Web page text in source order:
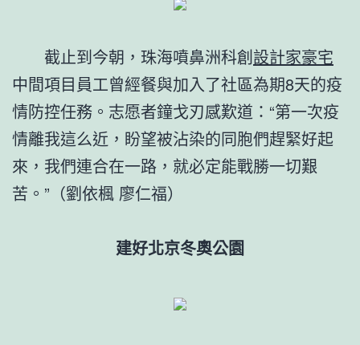
截止到今朝，珠海噴鼻洲科創設計家豪宅
中間項目員工曾經餐與加入了社區為期8天的疫
情防控任務。志愿者鐘戈刃感歎道：“第一次疫
情離我這么近，盼望被沾染的同胞們趕緊好起
來，我們連合在一路，就必定能戰勝一切艱
苦。”（劉依楓 廖仁福）
建好北京冬奧公園